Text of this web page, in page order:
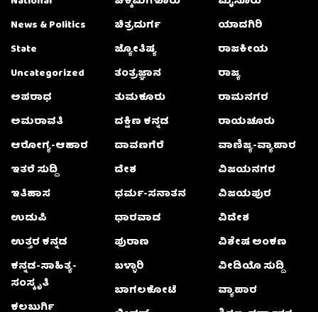
News & Politics
State
Uncategorized
ಅಪರಾಧ
ಅಮರಾವತಿ
ಆರೋಗ್ಯ-ಆಹಾರ
ಇತರೆ ಸುದ್ದಿ
ಇತಿಹಾಸ
ಉಡುಪಿ
ಉತ್ತರ ಕನ್ನಡ
ಕನ್ನಡ-ಸಾಹಿತ್ಯ-
ಸಂಸ್ಕೃತಿ
ಕಲಬುರ್ಗಿ
ಚಿತ್ರದುರ್ಗ
ಜ್ಯೋತಿಷ್ಯ
ತಂತ್ರಜ್ಞಾನ
ತುಮಕೂರು
ದಕ್ಷಿಣ ಕನ್ನಡ
ದಾವಣಗೆರೆ
ದೇಶ
ಧರ್ಮ-ಸನಾತನ
ಧಾರವಾಡ
ಪುರಾಣ
ಬಳ್ಳಾರಿ
ಬಾಗಲಕೋಟೆ
ಯಾದಗಿರಿ
ರಾಜಕೀಯ
ರಾಜ್ಯ
ರಾಮನಗರ
ರಾಯಚೂರು
ವಾಣಿಜ್ಯ-ವ್ಯಾಪಾರ
ವಿಜಯನಗರ
ವಿಜಯಪುರ
ವಿದೇಶ
ವಿಶೇಷ ಅಂಕಣ
ವೀಡಿಯೊ ಸುದ್ದಿ
ವ್ಯಾಪಾರ